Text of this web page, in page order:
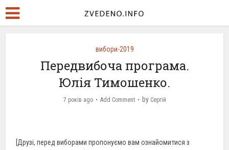
вибори-2019
Передвибоча програма.
Юлія Тимошенко.
7 років ago Add Comment by Сергій
[Друзі, перед виборами пропонуємо вам ознайомитися з